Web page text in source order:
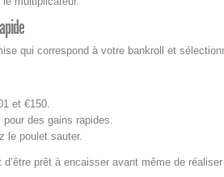
qui correspond à votre bankroll et
et €150.
des gains rapides.
le poulet sauter.
prêt à encaisser avant même de